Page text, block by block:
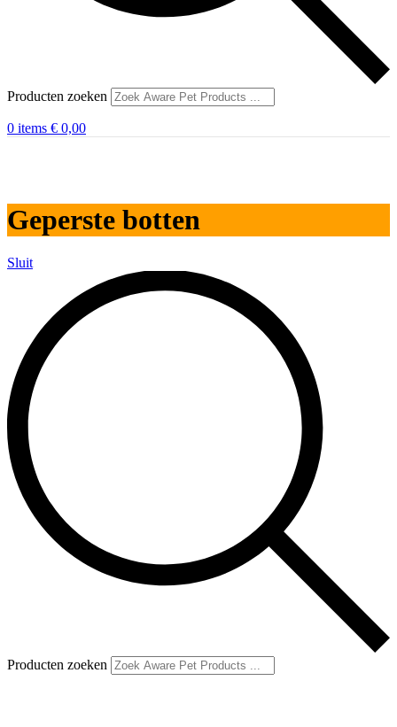
Producten zoeken
0 items € 0,00
Geperste botten
Sluit
Producten zoeken